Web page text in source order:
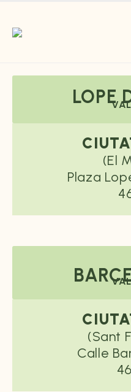
LOPE
(El
Plaza
(Sant
Calle